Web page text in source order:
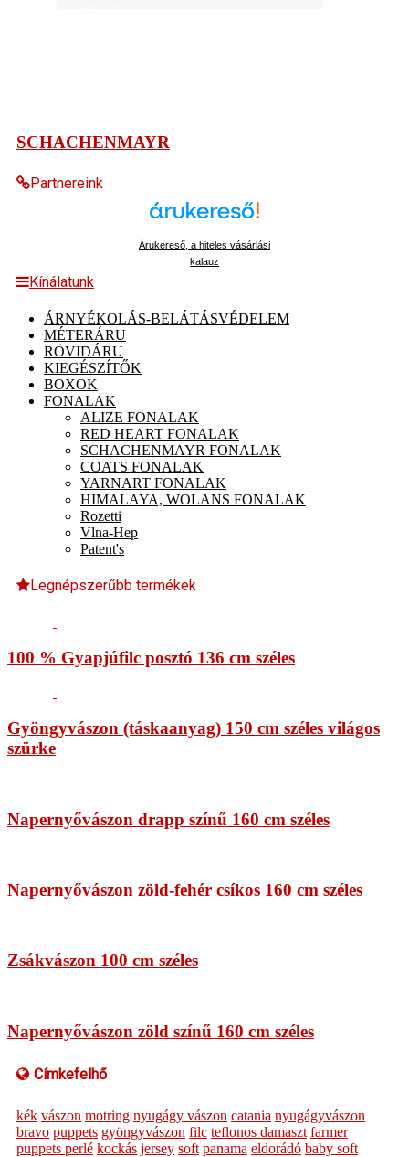
SCHACHENMAYR
Partnereink
Árukereső, a hiteles vásárlási
kalauz
Kínálatunk
ÁRNYÉKOLÁS-BELÁTÁSVÉDELEM
MÉTERÁRU
RÖVIDÁRU
KIEGÉSZÍTŐK
BOXOK
FONALAK
ALIZE FONALAK
RED HEART FONALAK
SCHACHENMAYR FONALAK
COATS FONALAK
YARNART FONALAK
HIMALAYA, WOLANS FONALAK
Rozetti
Vlna-Hep
Patent's
Legnépszerűbb termékek
100 % Gyapjúfilc posztó 136 cm széles
Gyöngyvászon (táskaanyag) 150 cm széles világos
szürke
Napernyővászon drapp színű 160 cm széles
Napernyővászon zöld-fehér csíkos 160 cm széles
Zsákvászon 100 cm széles
Napernyővászon zöld színű 160 cm széles
Címkefelhő
kék vászon motring nyugágy vászon catania nyugágyvászon
bravo puppets gyöngyvászon filc teflonos damaszt farmer
puppets perlé kockás jersey soft panama eldorádó baby soft